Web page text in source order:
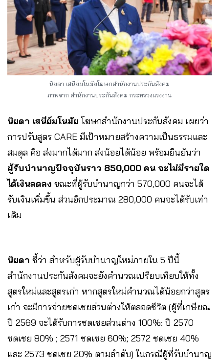
นิยดา เสนีย์มโนมัยโฆษกสำนักงานประกันสังคม
ภาพจาก สำนักงานประกันสังคม กระทรวงแรงงาน
นิยดา เสนีย์มโนมัย โฆษกสำนักงานประกันสังคม เผยว่า
การปรับสูตร CARE มีเป้าหมายสร้างความเป็นธรรมและ
สมดุล คือ ส่งมากได้มาก ส่งน้อยได้น้อย พร้อมยืนยันว่า
ผู้รับบำนาญปัจจุบันราว 850,000 คน จะไม่มีรายใด
ได้เงินลดลง ขณะที่ผู้รับบำนาญกว่า 570,000 คนจะได้
รับเงินเพิ่มขึ้น ส่วนอีกประมาณ 280,000 คนจะได้รับเท่า
เดิม
นิยดา ชี้ว่า สำหรับผู้รับบำนาญใหม่ภายใน 5 ปีนี้
สำนักงานประกันสังคมจะยังคำนวณเปรียบเทียบให้ทั้ง
สูตรใหม่และสูตรเก่า หากสูตรใหม่คำนวณได้น้อยกว่าสูตร
เก่า จะมีการจ่ายชดเชยส่วนต่างให้ตลอดชีวิต (ผู้ที่เกษียณ
ปี 2569 จะได้รับการชดเชยส่วนต่าง 100%: ปี 2570
ชดเชย 80% ; 2571 ชดเชย 60%; 2572 ชดเชย 40%
และ 2573 ชดเชย 20% ตามลำดับ) ในกรณีผู้ที่รับบำนาญ